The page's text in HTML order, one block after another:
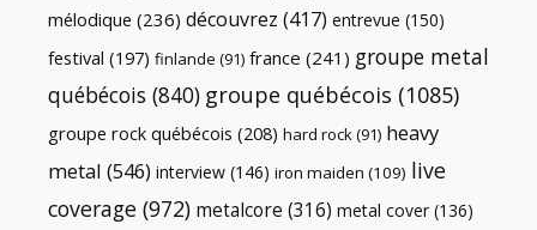
mélodique (236) découvrez (417) entrevue (150)
festival (197) finlande (91) france (241) groupe metal
québécois (840) groupe québécois (1085)
groupe rock québécois (208) hard rock(91) heavy
metal (546) interview (146) iron maiden (109) live
coverage (972) metalcore (316) metal cover (136)